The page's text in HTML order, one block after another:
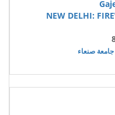
NEW DELHI:
جامعة صنعاء